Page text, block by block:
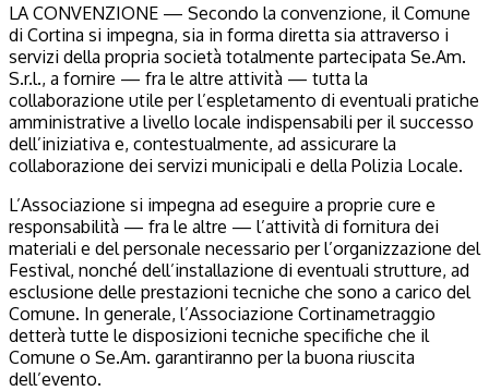
LA CONVENZIONE — Secondo la convenzione, il Comune
di Cortina si impegna, sia in forma diretta sia attraverso i
servizi della propria società totalmente partecipata Se.Am.
S.r.l., a fornire — fra le altre attività — tutta la
collaborazione utile per l’espletamento di eventuali pratiche
amministrative a livello locale indispensabili per il successo
dell’iniziativa e, contestualmente, ad assicurare la
collaborazione dei servizi municipali e della Polizia Locale.
L’Associazione si impegna ad eseguire a proprie cure e
responsabilità — fra le altre — l’attività di fornitura dei
materiali e del personale necessario per l’organizzazione del
Festival, nonché dell’installazione di eventuali strutture, ad
esclusione delle prestazioni tecniche che sono a carico del
Comune. In generale, l’Associazione Cortinametraggio
detterà tutte le disposizioni tecniche specifiche che il
Comune o Se.Am. garantiranno per la buona riuscita
dell’evento.